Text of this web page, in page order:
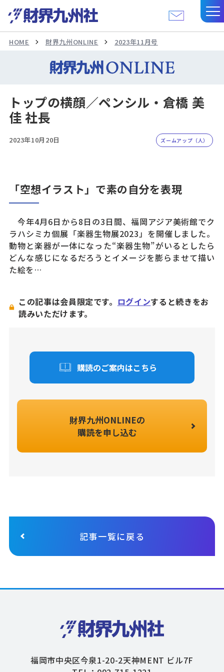
HOME 財界九州ONLINE 2023年11月号
トップの横顔／ペンシル・倉橋 美
佳 社長
2023年10月20日 ズームアップ（人）
「空想イラスト」で素の自分を表現
今年4月6日から8日の3日間、福岡アジア美術館でク
ラハシミカ個展「楽器生物展2023」を開催しました。
動物と楽器が一体になった“楽器生物”がいるとしたら
どんな感じになるだろうとイメージを膨らませて描い
た絵を…
この記事は会員限定です。 ログインすると続きをお
読みいただけます。
購読のご案内はこちら
財界九州ONLINEの
購読を申し込む
記事一覧に戻る
福岡市中央区今泉1-20-2天神MENT ビル7F